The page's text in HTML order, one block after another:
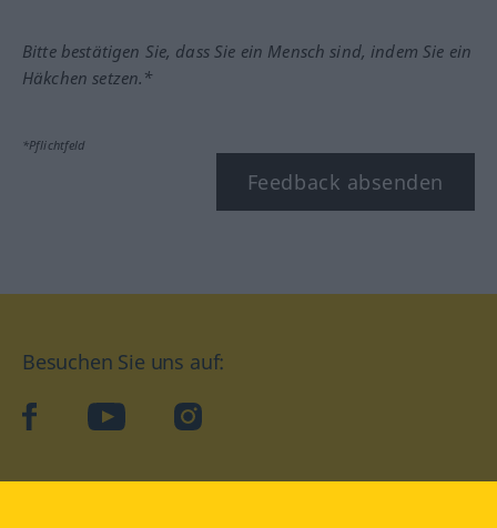
Bitte bestätigen Sie, dass Sie ein Mensch sind, indem Sie ein
Häkchen setzen.*
*Pflichtfeld
Feedback absenden
Besuchen Sie uns auf:
facebookYouTube Instagram